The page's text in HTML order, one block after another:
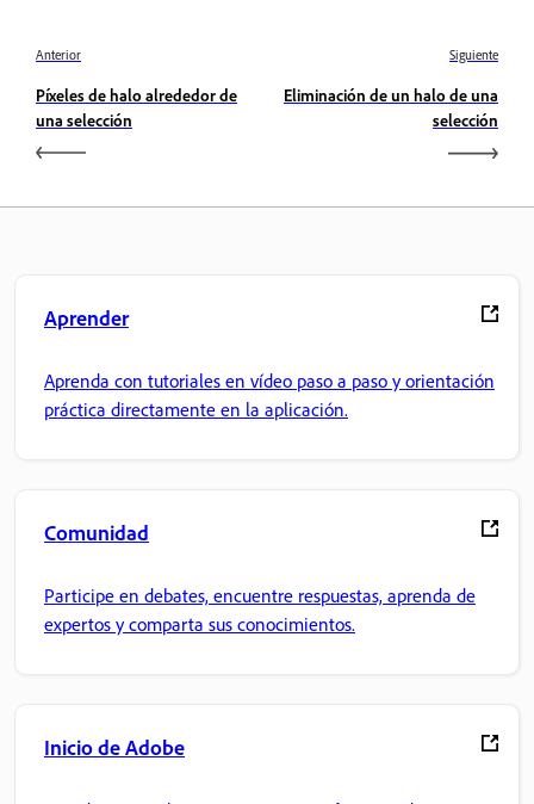
Anterior
Píxeles de halo alrededor de
una selección
Siguiente
Eliminación de un halo de una
selección
Aprender
Aprenda con tutoriales en vídeo paso a paso y orientación
práctica directamente en la aplicación.
Comunidad
Participe en debates, encuentre respuestas, aprenda de
expertos y comparta sus conocimientos.
Inicio de Adobe